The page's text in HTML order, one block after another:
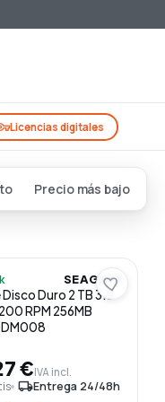
Licencias digitales
Precio más bajo
SEAGATE
Duro 2 TB 3.5
RPM 256MB
€IVA incl.
local_shippingEntrega 24/48h